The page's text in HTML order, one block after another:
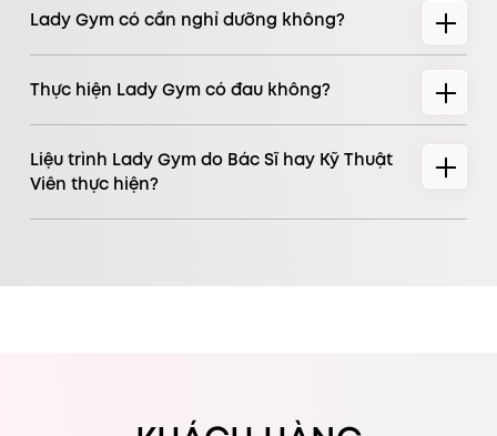
Lady Gym có cần nghỉ dưỡng không?
Thực hiện Lady Gym có đau không?
Liệu trình Lady Gym do Bác Sĩ hay Kỹ Thuật
Viên thực hiện?